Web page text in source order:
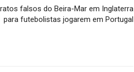
falsos do Beira-Mar em Inglaterra
para futebolistas jogarem em Portugal